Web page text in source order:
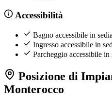
Accessibilità
Bagno accessibile in
Ingresso accessibile in
Parcheggio accessibile in
Posizione di
Monterocco